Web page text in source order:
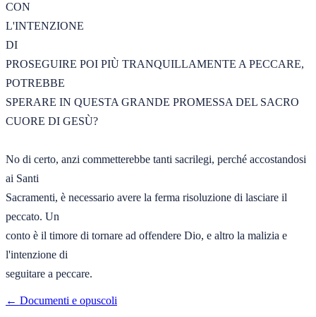
CON
L'INTENZIONE
DI
PROSEGUIRE POI PIÙ TRANQUILLAMENTE A PECCARE,
POTREBBE
SPERARE IN QUESTA GRANDE PROMESSA DEL SACRO
CUORE DI GESÙ?
No di certo, anzi commetterebbe tanti sacrilegi, perché accostandosi
ai Santi
Sacramenti, è necessario avere la ferma risoluzione di lasciare il
peccato. Un
conto è il timore di tornare ad offendere Dio, e altro la malizia e
l'intenzione di
seguitare a peccare.
← Documenti e opuscoli